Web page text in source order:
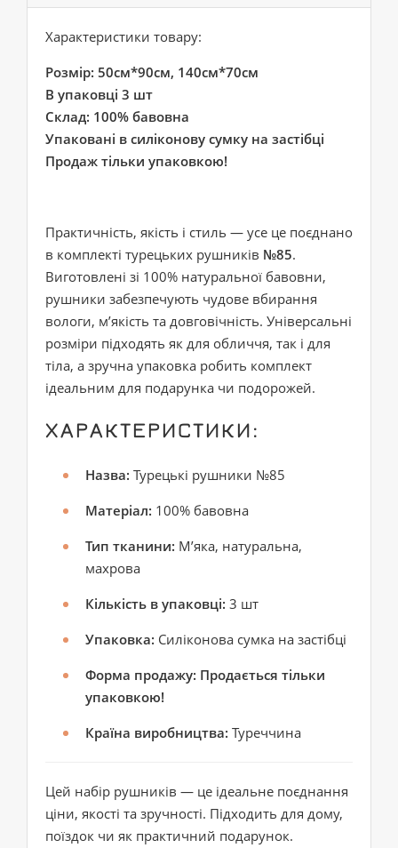
Характеристики товару:
Розмір: 50см*90см, 140см*70см
В упаковці 3 шт
Склад: 100% бавовна
Упаковані в силіконову сумку на застібці
Продаж тільки упаковкою!
Практичність, якість і стиль — усе це поєднано
в комплекті турецьких рушників №85.
Виготовлені зі 100% натуральної бавовни,
рушники забезпечують чудове вбирання
вологи, м’якість та довговічність. Універсальні
розміри підходять як для обличчя, так і для
тіла, а зручна упаковка робить комплект
ідеальним для подарунка чи подорожей.
ХАРАКТЕРИСТИКИ:
Назва: Турецькі рушники №85
Матеріал: 100% бавовна
Тип тканини: М’яка, натуральна,
махрова
Кількість в упаковці: 3 шт
Упаковка: Силіконова сумка на застібці
Форма продажу: Продається тільки
упаковкою!
Країна виробництва: Туреччина
Цей набір рушників — це ідеальне поєднання
ціни, якості та зручності. Підходить для дому,
поїздок чи як практичний подарунок.